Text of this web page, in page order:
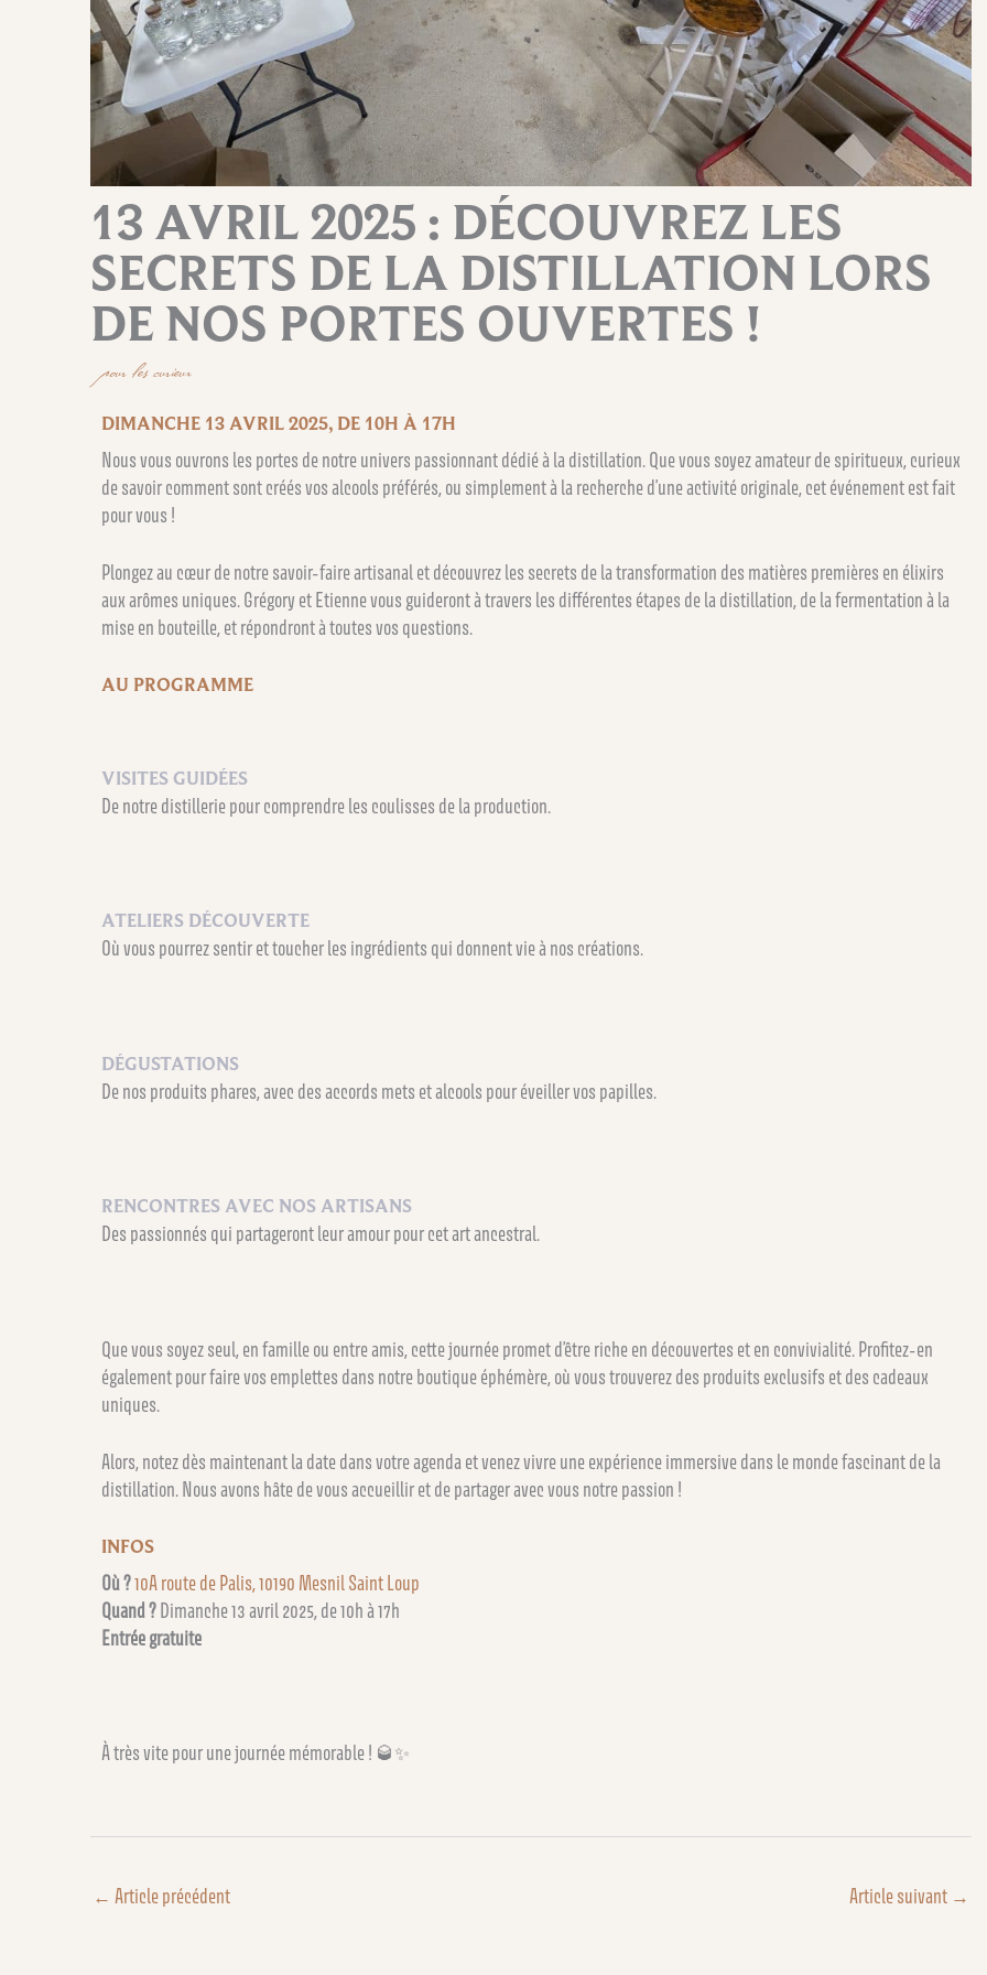
13 AVRIL 2025 : DÉCOUVREZ LES
SECRETS DE LA DISTILLATION LORS
DE NOS PORTES OUVERTES !
pour les curieux
DIMANCHE 13 AVRIL 2025, DE 10H À 17H
Nous vous ouvrons les portes de notre univers passionnant dédié à la distillation. Que vous soyez amateur de spiritueux, curieux
de savoir comment sont créés vos alcools préférés, ou simplement à la recherche d’une activité originale, cet événement est fait
pour vous !
Plongez au cœur de notre savoir-faire artisanal et découvrez les secrets de la transformation des matières premières en élixirs
aux arômes uniques. Grégory et Etienne vous guideront à travers les différentes étapes de la distillation, de la fermentation à la
mise en bouteille, et répondront à toutes vos questions.
AU PROGRAMME
VISITES GUIDÉES
De notre distillerie pour comprendre les coulisses de la production.
ATELIERS DÉCOUVERTE
Où vous pourrez sentir et toucher les ingrédients qui donnent vie à nos créations.
DÉGUSTATIONS
De nos produits phares, avec des accords mets et alcools pour éveiller vos papilles.
RENCONTRES AVEC NOS ARTISANS
Des passionnés qui partageront leur amour pour cet art ancestral.
Que vous soyez seul, en famille ou entre amis, cette journée promet d’être riche en découvertes et en convivialité. Profitez-en
également pour faire vos emplettes dans notre boutique éphémère, où vous trouverez des produits exclusifs et des cadeaux
uniques.
Alors, notez dès maintenant la date dans votre agenda et venez vivre une expérience immersive dans le monde fascinant de la
distillation. Nous avons hâte de vous accueillir et de partager avec vous notre passion !
INFOS
Où ?10A route de Palis, 10190 Mesnil Saint Loup
Quand ? Dimanche 13 avril 2025, de 10h à 17h
Entrée gratuite
À très vite pour une journée mémorable ! 🥃✨
← Article précédent Article suivant →